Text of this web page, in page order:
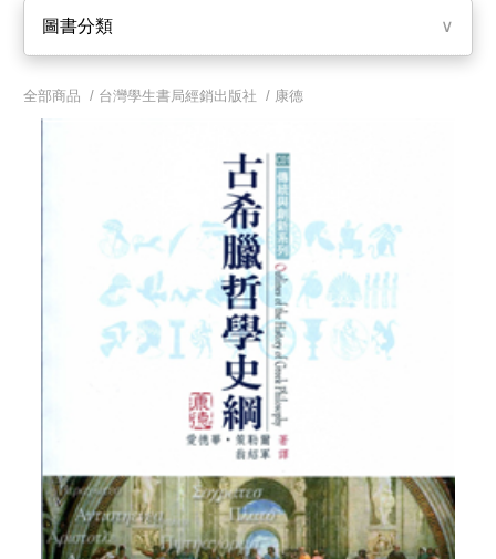
圖書分類 ∨
全部商品 / 台灣學生書局經銷出版社 / 康德